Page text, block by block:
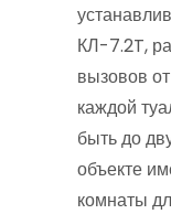
КЛ-7.2T,
вызовов
каждой
быть до
объекте
комнаты